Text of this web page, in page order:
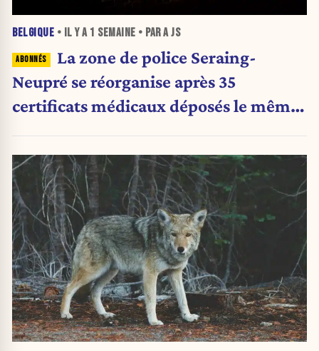
BELGIQUE • IL Y A 1 SEMAINE • PAR A JS
La zone de police Seraing-
Neupré se réorganise après 35
certificats médicaux déposés le même